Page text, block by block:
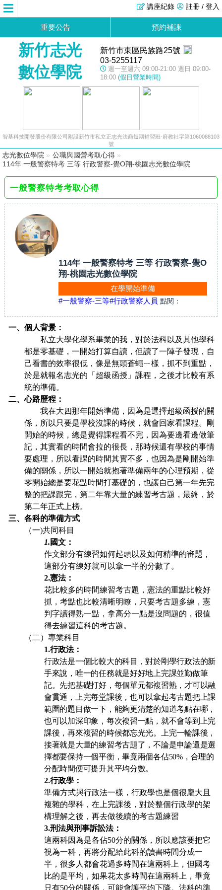
註冊 / 登入
講座紀錄
重要公告 預約補課
新竹志光
數位學院
新竹市東區民族路25號
03-5255117
週一至週六 09:00-21:00 週日 09:00-
18:00 (假日營業時間)
智基科技開發股份有限公司附設新竹市私立正志光法商短期補習班-府教社字第1060088103
號
志光數位學院 » 公職與國營考取心得 »
114年 一般警察特考 三等 行政警察-覺O翔-桃園志光數位學院
一般警察特考考取心得
114年 一般警察特考 三等 行政警察-覺O
翔-桃園志光數位學院
在學開始準備
#一般警察-三等#行政警察人員 點閱：
一、個人背景：
私立大學化學系畢業的我，對於法科以及其他學科
都是零基礎，一開始打算自讀，但讀了一陣子發現，自
己看書的效率很低，像是無頭蒼蠅ㄧ樣，抓不到重點，
於是就報名志光的「超級函授」課程，之後才比較有系
統的準備。
二、心路歷程：
我在大四那年開始準備，因為是選擇超級函授的關
係，所以只要是學校沒課的時候，就會回家看課程。剛
開始的時候，總是覺得課程看不完，因為要邊看邊做筆
記，其實看的時間會拉的很長，那時候還有學校的事情
要處理，所以看課的時間其實不多，也因為是剛開始準
備的關係，所以一開始就抱著準備兩年的心理預期，從
零開始總是要花點時間打基礎的，也讓自己第一年先完
整的把課跟完，第二年靠大量的練習考古題，最終，於
第二年正式上榜。
三、各科的準備方式
（一)共同科目
1. 國文：
作文部分有練習如何起頭以及如何精準的審題，
這部分有練好就可以拿一半的分數了。
2.憲法：
花比較多的時間練習考古題，憲法的重點比較好
抓，考點也比較清晰明瞭，只要考古題多練，憲
判字讀得熟一點，拿高分一點是沒問題的，很值
得去練習這科的考古題。
（二）專業科目
1.行政法：
行政法是一個比較大的科目，對於剛學行政法的新
手來說，唯一的任務就是好好地上完課並勤做筆
記。先把基礎打好，每個單元都複習熟，才可以融
會貫通，上完每堂課後，也可以拿起考古題把上課
範圍的題目做一下，能夠更清楚的知道考點在哪，
也可以加深印象，每次複習一點，就不會等到上完
課後，再來複習的時候都忘光光。上完一輪課後，
接著就是大量的練習考古題了，不論是申論還是選
擇都要保持一個平衡，畢竟兩個各佔50%，合理的
分配時間便可提升其平均分數。
2.行政學：
準備方式與行政法一樣，行政學也是個很龐大且
複雜的學科，在上完課後，對於整個行政學的架
構理解之後，再去做後續的考古題練習
3.刑法與刑事訴訟法：
這兩科因為是各佔50分的關係，所以應該要把它
視為一科，再將分配給此科的讀書時間分成一
半，很多人都會花過多時間在這兩科上，但國考
比的是平均，如果花太多時間在這兩科上，畢竟
只有50分的關係，可能會讓平均下降。法科的準